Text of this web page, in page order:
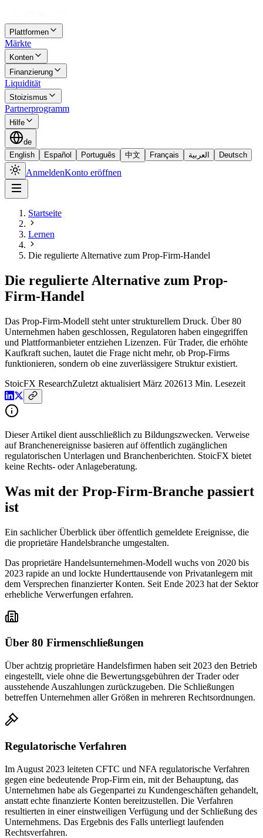
Plattformen
Märkte
Konten
Finanzierung
Liquidität
Stoizismus
Partnerprogramm
Hilfe
de
English
Español Português 中文 Français العربية Deutsch
AnmeldenKonto eröffnen
Startseite
Lernen
Die regulierte Alternative zum Prop-Firm-Handel
Die regulierte Alternative zum Prop-
Firm-Handel
Das Prop-Firm-Modell steht unter strukturellem Druck. Über 80
Unternehmen haben geschlossen, Regulatoren haben eingegriffen
und Plattformanbieter entziehen Lizenzen. Für Trader, die erhöhte
Kaufkraft suchen, lautet die Frage nicht mehr, ob Prop-Firms
funktionieren, sondern ob eine zuverlässigere Struktur existiert.
StoicFX ResearchZuletzt aktualisiert März 202613 Min. Lesezeit
Dieser Artikel dient ausschließlich zu Bildungszwecken. Verweise
auf Branchenereignisse basieren auf öffentlich zugänglichen
regulatorischen Unterlagen und Branchenberichten. StoicFX bietet
keine Rechts- oder Anlageberatung.
Was mit der Prop-Firm-Branche passiert
ist
Ein sachlicher Überblick über öffentlich gemeldete Ereignisse, die
die proprietäre Handelsbranche umgestalten.
Das proprietäre Handelsunternehmen-Modell wuchs von 2020 bis
2023 rapide an und lockte Hunderttausende von Privatanlegern mit
dem Versprechen finanzierter Konten. Seit Ende 2023 hat der Sektor
erhebliche Verwerfungen erfahren.
Über 80 Firmenschließungen
Über achtzig proprietäre Handelsfirmen haben seit 2023 den Betrieb
eingestellt, viele ohne die Bewertungsgebühren der Trader oder
ausstehende Auszahlungen zurückzugeben. Die Schließungen
betreffen Unternehmen aller Größen in mehreren Rechtsordnungen.
Regulatorische Verfahren
Im August 2023 leiteten CFTC und NFA regulatorische Verfahren
gegen eine bedeutende Prop-Firm ein, mit der Behauptung, das
Unternehmen habe als Gegenpartei zu Kundengeschäften gehandelt,
anstatt echte finanzierte Konten bereitzustellen. Die Verfahren
resultierten in einer einstweiligen Verfügung und der Schließung des
Unternehmens. Das Ergebnis des Falls unterliegt laufenden
Rechtsverfahren.